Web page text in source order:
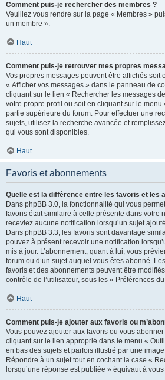
Comment puis-je rechercher des membres ?
Veuillez vous rendre sur la page « Membres »
un membre ».
Haut
Comment puis-je retrouver mes propres
Vos propres messages peuvent être affichés soit
« Afficher vos messages » dans le panneau de
cliquant sur le lien « Rechercher les messages
votre propre profil ou soit en cliquant sur le menu
partie supérieure du forum. Pour effectuer une
sujets, utilisez la recherche avancée et
qui vous sont disponibles.
Haut
Favoris et abonnements
Quelle est la différence entre les favoris et les
Dans phpBB 3.0, la fonctionnalité qui vous
favoris était similaire à celle présente dans votre
receviez aucune notification lorsqu’un sujet
Dans phpBB 3.3, les favoris sont davantage
pouvez à présent recevoir une notification
mis à jour. L’abonnement, quant à lui, vous
forum ou d’un sujet auquel vous êtes abonné.
favoris et des abonnements peuvent être
contrôle de l’utilisateur, sous les « Préférences
Haut
Comment puis-je ajouter aux favoris ou
Vous pouvez ajouter aux favoris ou vous
cliquant sur le lien approprié dans le menu «
en bas des sujets et parfois illustré par une
Répondre à un sujet tout en cochant la case «
lorsqu’une réponse est publiée » équivaut à